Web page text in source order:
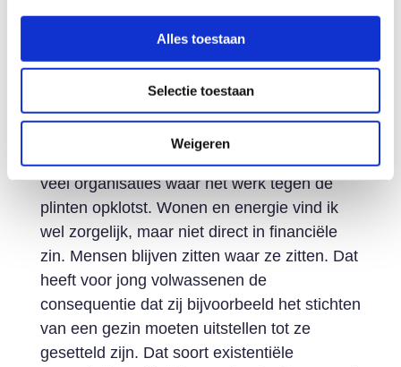
Alles toestaan
Selectie toestaan
Weigeren
en aantal gerechtelijke procedures zijn
tijdens de coronacrisis naar beneden
gegaan. Veel mensen hebben juist minder
kunnen uitgeven. Dus het geldt
waarschijnlijk voor een beperkte groep. Ik
maak me zeker zorgen over ondernemers in
de retail, horeca en zzp’ers. Maar er zijn ook
veel organisaties waar het werk tegen de
plinten opklotst. Wonen en energie vind ik
wel zorgelijk, maar niet direct in financiële
zin. Mensen blijven zitten waar ze zitten. Dat
heeft voor jong volwassenen de
consequentie dat zij bijvoorbeeld het stichten
van een gezin moeten uitstellen tot ze
gesetteld zijn. Dat soort existentiële